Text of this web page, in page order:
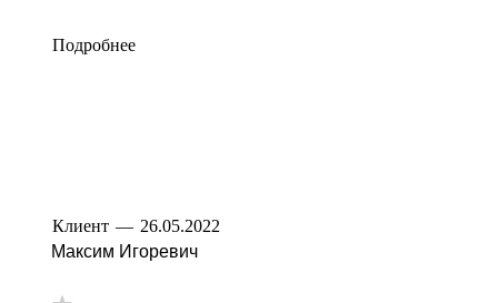
Подробнее
Клиент — 26.05.2022
Максим Игоревич